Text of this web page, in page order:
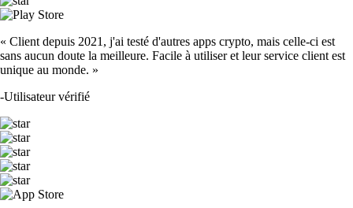
« Client depuis 2021, j'ai testé d'autres apps crypto, mais celle-ci est
sans aucun doute la meilleure. Facile à utiliser et leur service client est
unique au monde. »
-Utilisateur vérifié